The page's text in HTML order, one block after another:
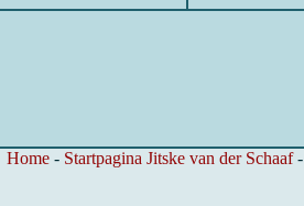
Home - Startpagina Jitske van der Schaaf-